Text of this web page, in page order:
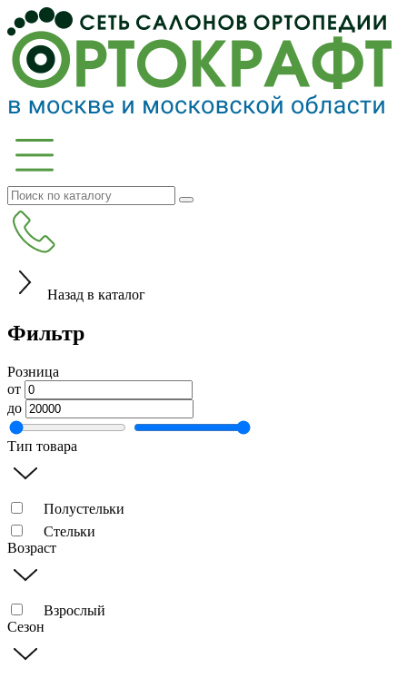
Назад в каталог
Фильтр
Розница
от
до
Тип товара
Полустельки
Стельки
Возраст
Взрослый
Сезон